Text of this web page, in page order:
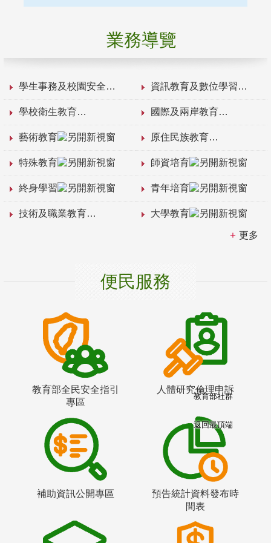
業務導覽
學生事務及校園安全 資訊教育及數位學習
學校衛生教育 國際及兩岸教育
藝術教育 原住民族教育
特殊教育 師資培育
終身學習 青年培育
技術及職業教育 大學教育
更多
便民服務
教育部全民安全指引
專區
人體研究倫理申訴
補助資訊公開專區
預告統計資料發布時
間表
教育部社群
返回最頂端